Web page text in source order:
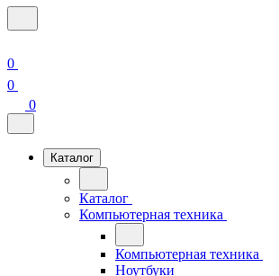
0
0
0
Каталог
Каталог
Компьютерная техника
Компьютерная техника
Ноутбуки